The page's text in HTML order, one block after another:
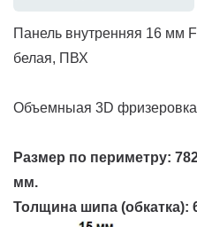
Панель внутренняя 16 мм
белая, ПВХ
Объемныая 3D фризеровка
Размер по периметру:
мм.
Толщина шипа (обкатка):